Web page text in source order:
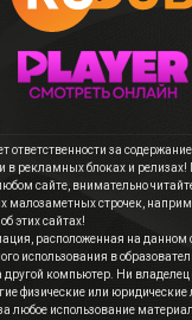
ответственности за
в рекламных блоках и релизах!
сайте, внимательно
малозаметных строчек,
этих сайтах!
расположенная на данном
использования в
компьютер. Ни владелец
физические или юридические
любое использование